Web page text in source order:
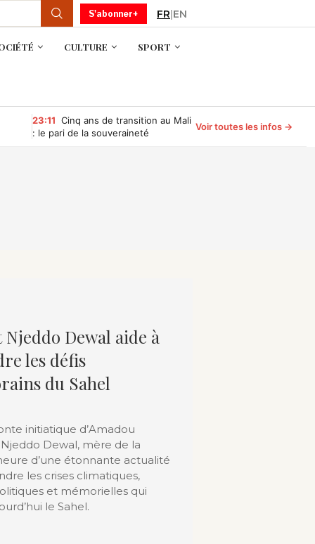
S'abonner+ FR|EN
CULTURE SPORT
23:11 Cinq ans de transition au Mali
: le pari de la souveraineté
Voir toutes les infos →
Dewal aide à
les défis
du Sahel
initiatique d’Amadou
Dewal, mère de la
d’une étonnante actualité
les crises climatiques,
et mémorielles qui
le Sahel.